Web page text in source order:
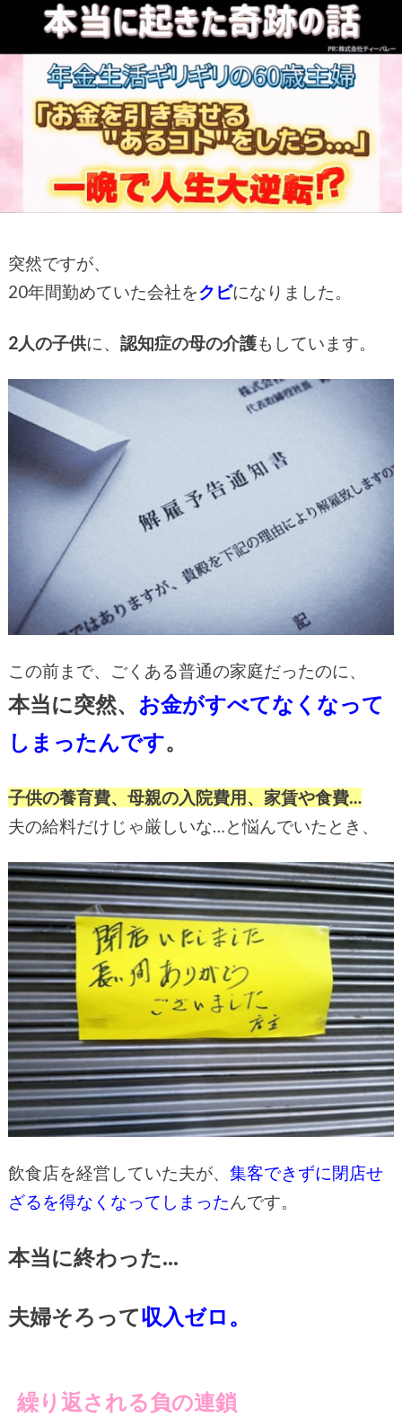
突然ですが、
20年間勤めていた会社をクビになりました。
2人の子供に、 認知症の母の介護もしています。
この前まで、ごくある普通の家庭だったのに、
本当に突然、 お金がすべてなくなって
しまったんです。
子供の養育費、母親の入院費用、家賃や食費…
夫の給料だけじゃ厳しいな…と悩んでいたとき、
飲食店を経営していた夫が、 集客できずに閉店せ
ざるを得なくなってしまったんです。
本当に終わった…
夫婦そろって収入ゼロ。
繰り返される負の連鎖